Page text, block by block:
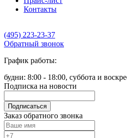
Контакты
(495) 223-23-37
Обратный звонок
График работы:
будни: 8:00 - 18:00, суббота и
Подписка на новости
Подписаться
Заказ обратного звонка